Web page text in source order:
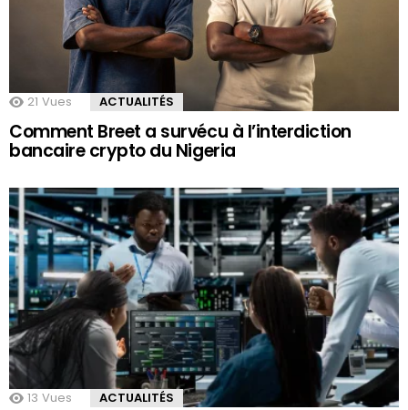
21 Vues ACTUALITÉS
Comment Breet a survécu à l’interdiction
bancaire crypto du Nigeria
13 Vues ACTUALITÉS